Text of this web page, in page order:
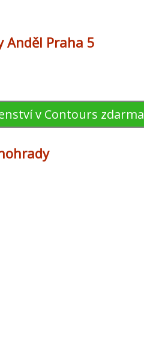
Anděl Praha 5
v Contours zdarma